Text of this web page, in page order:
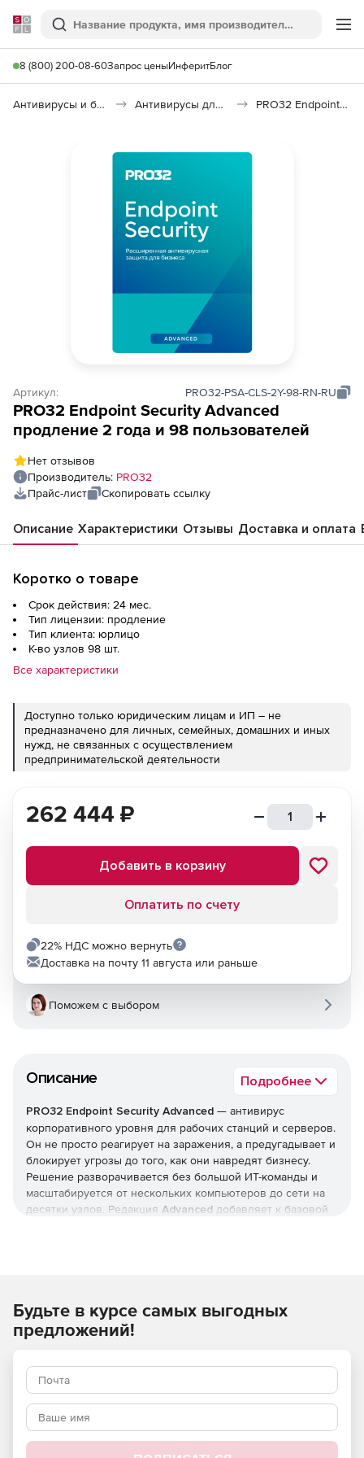
Softline
Поиск
8 (800) 200-08-60Запрос ценыИнферитБлог
Антивирусы и безопасность Антивирусы для организаций PRO32 Endpoint Security Advanced
Артикул: PRO32-PSA-CLS-2Y-98-RN-RU
PRO32 Endpoint Security Advanced
продление 2 года и 98 пользователей
Нет отзывов
Производитель: PRO32
Прайс-лист
Скопировать ссылку
Описание Характеристики Отзывы Доставка и оплата
Коротко о товаре
Срок действия: 24 мес.
Тип лицензии: продление
Тип клиента: юрлицо
К-во узлов 98 шт.
Все характеристики
Доступно только юридическим лицам и ИП – не
предназначено для личных, семейных, домашних и иных
нужд, не связанных с осуществлением
предпринимательской деятельности
Описание Подробнее
PRO32 Endpoint Security Advanced — антивирус
корпоративного уровня для рабочих станций и серверов.
Он не просто реагирует на заражения, а предугадывает и
блокирует угрозы до того, как они навредят бизнесу.
Решение разворачивается без большой ИТ-команды и
масштабируется от нескольких компьютеров до сети на
десятки узлов. Редакция Advanced добавляет к базовой
Как устроена защита
В основе — многоуровневая модель: антивирус,
вымогателей, фильтрация почты и интернет-трафика.
Отмеченные наградами технологии упреждающего
обнаружения дополняются поведенческим
(эвристическим) анализом, который выявляет
неизвестные вредоносные программы и эксплойты
262 444 ₽
Добавить в корзину
Оплатить по счету
22% НДС можно вернуть
Доставка на почту 11 августа или раньше
Поможем с выбором
Будьте в курсе самых выгодных
предложений!